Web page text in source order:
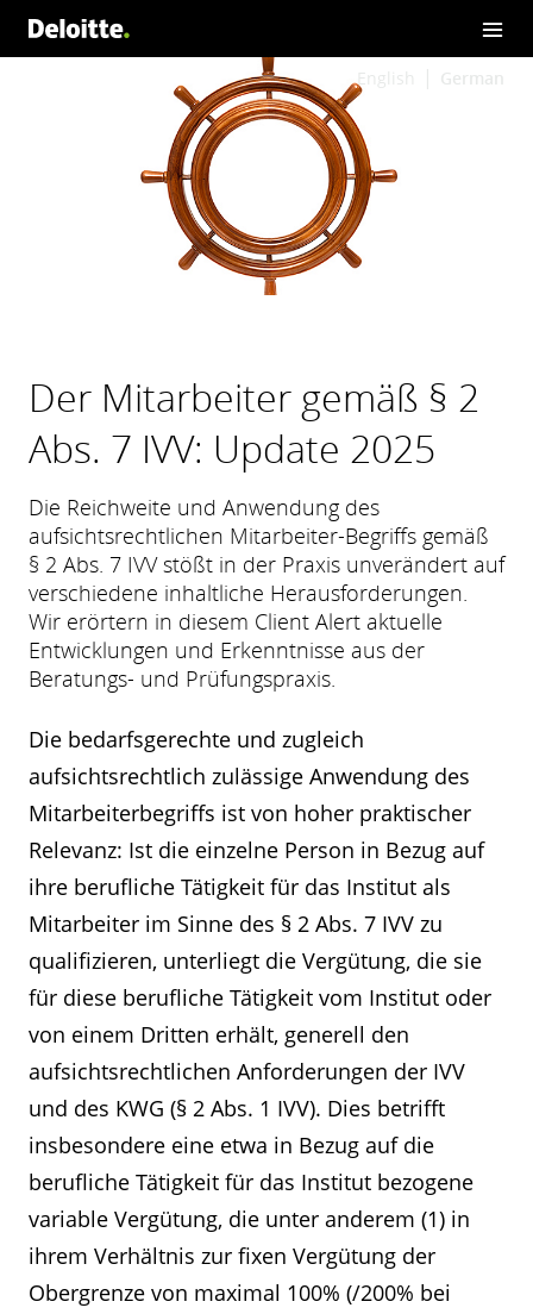
English German
Der Mitarbeiter gemäß § 2
Abs. 7 IVV: Update 2025
Die Reichweite und Anwendung des
aufsichtsrechtlichen Mitarbeiter-Begriffs gemäß
§ 2 Abs. 7 IVV stößt in der Praxis unverändert auf
verschiedene inhaltliche Herausforderungen.
Wir erörtern in diesem Client Alert aktuelle
Entwicklungen und Erkenntnisse aus der
Beratungs- und Prüfungspraxis.
Die bedarfsgerechte und zugleich
aufsichtsrechtlich zulässige Anwendung des
Mitarbeiterbegriffs ist von hoher praktischer
Relevanz: Ist die einzelne Person in Bezug auf
ihre berufliche Tätigkeit für das Institut als
Mitarbeiter im Sinne des § 2 Abs. 7 IVV zu
qualifizieren, unterliegt die Vergütung, die sie
für diese berufliche Tätigkeit vom Institut oder
von einem Dritten erhält, generell den
aufsichtsrechtlichen Anforderungen der IVV
und des KWG (§ 2 Abs. 1 IVV). Dies betrifft
insbesondere eine etwa in Bezug auf die
berufliche Tätigkeit für das Institut bezogene
variable Vergütung, die unter anderem (1) in
ihrem Verhältnis zur fixen Vergütung der
Obergrenze von maximal 100% (/200% bei